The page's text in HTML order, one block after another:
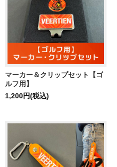
マーカー＆クリップセット【ゴ
ルフ用】
1,200円(税込)